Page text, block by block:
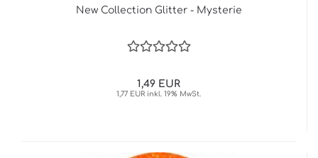
New Collection Glitter - Mysterie
1,49 EUR
1,77 EUR inkl. 19% MwSt.